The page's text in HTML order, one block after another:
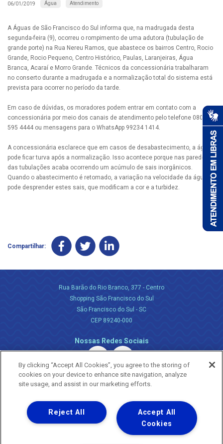
06/01/2019 Água Atendimento
A Águas de São Francisco do Sul informa que, na madrugada desta
segunda-feira (9), ocorreu o rompimento de uma adutora (tubulação de
grande porte) na Rua Nereu Ramos, que abastece os bairros Centro, Rocio
Grande, Rocio Pequeno, Centro Histórico, Paulas, Laranjeiras, Água
Branca, Acaraí e Morro Grande. Técnicos da concessionária trabalharam
no conserto durante a madrugada e a normalização total do sistema está
prevista para ocorrer no período da tarde.
Em caso de dúvidas, os moradores podem entrar em contato com a
concessionária por meio dos canais de atendimento pelo telefone 0800
595 4444 ou mensagens para o WhatsApp 99234 1414.
A concessionária esclarece que em casos de desabastecimento, a água
pode ficar turva após a normalização. Isso acontece porque nas paredes
das tubulações acaba ocorrendo um acúmulo de sais inorgânicos.
Quando o abastecimento é retomado, a variação na velocidade da água
pode desprender estes sais, que modificam a cor e a turbidez.
Compartilhar:
Rua Barão do Rio Branco, 377 - Centro
Shopping São Francisco do Sul
São Francisco do Sul - SC
CEP 89240-000
Nossas Redes Sociais
Uma empresa
Copyright ® 2026 - Todos os Direitos Reservados.
Nossa natureza movimenta a vida
By clicking “Accept All Cookies”, you agree to the storing of
cookies on your device to enhance site navigation, analyze
site usage, and assist in our marketing efforts.
Accept All
Cookies
Reject All